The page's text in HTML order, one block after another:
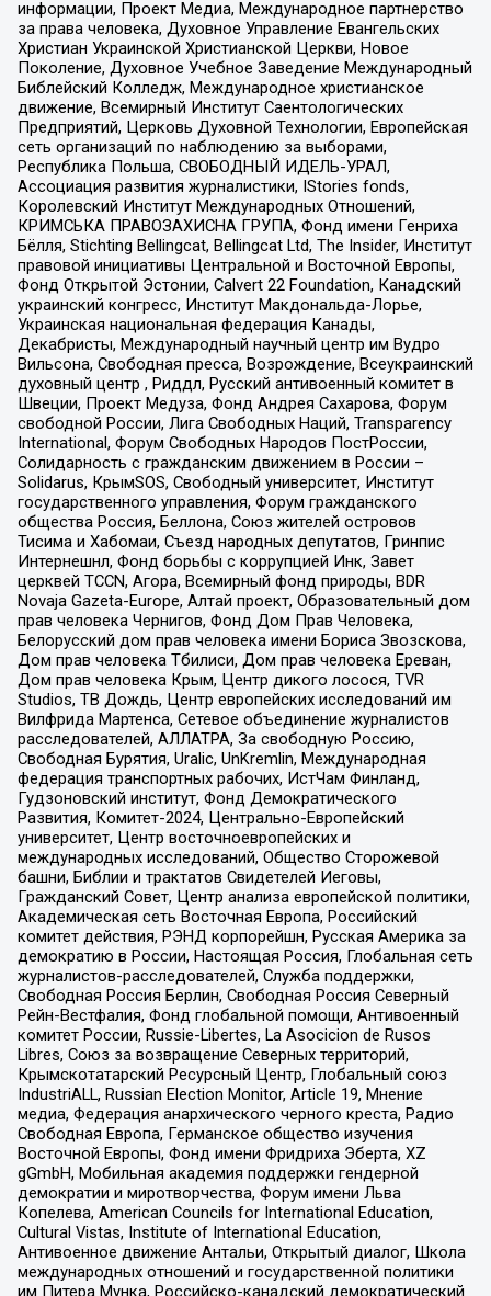
информации, Проект Медиа, Международное партнерство
за права человека, Духовное Управление Евангельских
Христиан Украинской Христианской Церкви, Новое
Поколение, Духовное Учебное Заведение Международный
Библейский Колледж, Международное христианское
движение, Всемирный Институт Саентологических
Предприятий, Церковь Духовной Технологии, Европейская
сеть организаций по наблюдению за выборами,
Республика Польша, СВОБОДНЫЙ ИДЕЛЬ-УРАЛ,
Ассоциация развития журналистики, IStories fonds,
Королевский Институт Международных Отношений,
КРИМСЬКА ПРАВОЗАХИСНА ГРУПА, Фонд имени Генриха
Бёлля, Stichting Bellingcat, Bellingcat Ltd, The Insider, Институт
правовой инициативы Центральной и Восточной Европы,
Фонд Открытой Эстонии, Calvert 22 Foundation, Канадский
украинский конгресс, Институт Макдональда-Лорье,
Украинская национальная федерация Канады,
Декабристы, Международный научный центр им Вудро
Вильсона, Свободная пресса, Возрождение, Всеукраинский
духовный центр , Риддл, Русский антивоенный комитет в
Швеции, Проект Медуза, Фонд Андрея Сахарова, Форум
свободной России, Лига Свободных Наций, Transparеncy
International, Форум Свободных Народов ПостРоссии,
Солидарность с гражданским движением в России –
Solidarus, КрымSOS, Свободный университет, Институт
государственного управления, Форум гражданского
общества Россия, Беллона, Союз жителей островов
Тисима и Хабомаи, Съезд народных депутатов, Гринпис
Интернешнл, Фонд борьбы с коррупцией Инк, Завет
церквей TCCN, Агора, Всемирный фонд природы, BDR
Novaja Gazeta-Europe, Алтай проект, Образовательный дом
прав человека Чернигов, Фонд Дом Прав Человека,
Белорусский дом прав человека имени Бориса Звозскова,
Дом прав человека Тбилиси, Дом прав человека Ереван,
Дом прав человека Крым, Центр дикого лосося, TVR
Studios, ТВ Дождь, Центр европейских исследований им
Вилфрида Мартенса, Сетевое объединение журналистов
расследователей, АЛЛАТРА, За свободную Россию,
Свободная Бурятия, Uralic, UnKremlin, Международная
федерация транспортных рабочих, ИстЧам Финланд,
Гудзоновский институт, Фонд Демократического
Развития, Комитет-2024, Центрально-Европейский
университет, Центр восточноевропейских и
международных исследований, Общество Сторожевой
башни, Библии и трактатов Свидетелей Иеговы,
Гражданский Совет, Центр анализа европейской политики,
Академическая сеть Восточная Европа, Российский
комитет действия, РЭНД корпорейшн, Русская Америка за
демократию в России, Настоящая Россия, Глобальная сеть
журналистов-расследователей, Служба поддержки,
Свободная Россия Берлин, Свободная Россия Северный
Рейн-Вестфалия, Фонд глобальной помощи, Антивоенный
комитет России, Russie-Libertes, La Asocicion de Rusos
Libres, Союз за возвращение Северных территорий,
Крымскотатарский Ресурсный Центр, Глобальный союз
IndustriALL, Russian Election Monitor, Article 19, Мнение
медиа, Федерация анархического черного креста, Радио
Свободная Европа, Германское общество изучения
Восточной Европы, Фонд имени Фридриха Эберта, XZ
gGmbH, Мобильная академия поддержки гендерной
демократии и миротворчества, Форум имени Льва
Копелева, American Councils for International Education,
Cultural Vistas, Institute of International Education,
Антивоенное движение Антальи, Открытый диалог, Школа
международных отношений и государственной политики
им Питера Мунка, Российско-канадский демократический